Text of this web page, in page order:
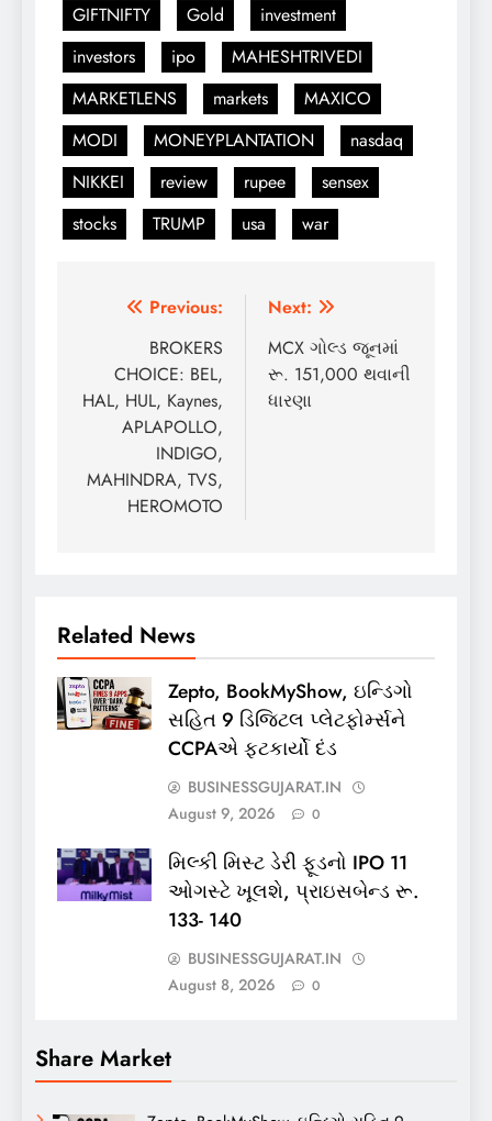
GIFTNIFTY
Gold
investment
investors
ipo
MAHESHTRIVEDI
MARKETLENS
markets
MAXICO
MODI
MONEYPLANTATION
nasdaq
NIKKEI
review rupee
sensex
stocks
TRUMP usa war
Post
navigation
Previous:
BROKERS
CHOICE: BEL,
HAL, HUL, Kaynes,
APLAPOLLO,
INDIGO,
MAHINDRA, TVS,
HEROMOTO
Next:
MCX ગોલ્ડ જૂનમાં
રૂ. 151,000 થવાની
ધારણા
Related News
Zepto, BookMyShow, ઇન્ડિગો
સહિત 9 ડિજિટલ પ્લેટફોર્મ્સને
CCPAએ ફટકાર્યો દંડ
BUSINESSGUJARAT.IN
August 9, 2026
0
મિલ્કી મિસ્ટ ડેરી ફૂડનો IPO 11
ઓગસ્ટે ખૂલશે, પ્રાઇસબેન્ડ રૂ.
133- 140
BUSINESSGUJARAT.IN
August 8, 2026
0
Share Market